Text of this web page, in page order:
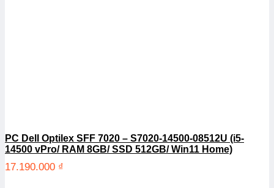
PC Dell Optilex SFF 7020 – S7020-14500-08512U (i5-
14500 vPro/ RAM 8GB/ SSD 512GB/ Win11 Home)
17.190.000 ₫